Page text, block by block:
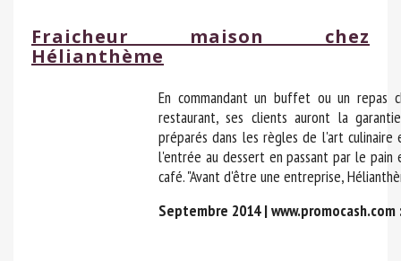
Fraicheur maison chez
Hélianthème
En commandant un buffet ou un repas
restaurant, ses clients auront la
préparés dans les règles de l'art
l'entrée au dessert en passant par le
café. "Avant d'être une entreprise,
Septembre 2014 | www.promocash.com